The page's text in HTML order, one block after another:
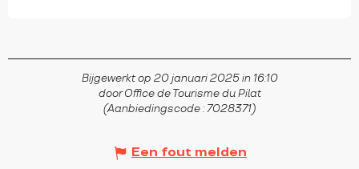
Bijgewerkt op 20 januari 2025 in 16:10
door Office de Tourisme du Pilat
(Aanbiedingscode :7028371)
Een fout melden